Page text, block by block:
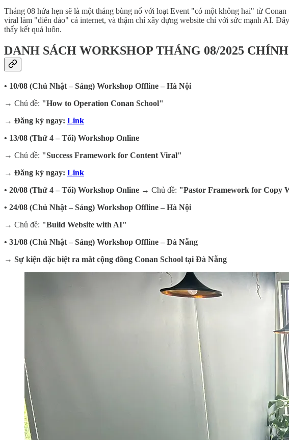
Tháng 08 hứa hẹn sẽ là một tháng bùng nổ với loạt Event "có một không hai" từ
viral làm "điên đảo" cả internet, và thậm chí xây dựng website chỉ với sức mạnh AI.
thấy kết quả luôn.
DANH SÁCH WORKSHOP THÁNG 08/2025
• 10/08 (Chủ Nhật – Sáng) Workshop Offline – Hà Nội
→ Chủ đề: "How to Operation Conan School"
→ Đăng ký ngay: Link
• 13/08 (Thứ 4 – Tối) Workshop Online
→ Chủ đề: "Success Framework for Content Viral"
→ Đăng ký ngay: Link
• 20/08 (Thứ 4 – Tối) Workshop Online → Chủ đề: "Pastor Framework for Copy
• 24/08 (Chủ Nhật – Sáng) Workshop Offline – Hà Nội
→ Chủ đề: "Build Website with AI"
• 31/08 (Chủ Nhật – Sáng) Workshop Offline – Đà Nẵng
→ Sự kiện đặc biệt ra mắt cộng đồng Conan School tại Đà Nẵng